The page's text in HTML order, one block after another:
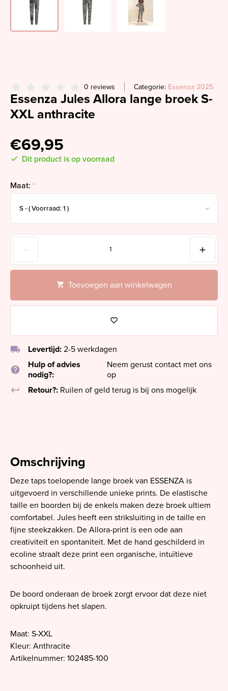
0 reviews Categorie: Essenza 2025
Essenza Jules Allora lange broek S-
XXL anthracite
€69,95
Dit product is op voorraad
Maat: *
Toevoegen aan winkelwagen
local_shipping Levertijd: 2-5 werkdagen
help
Hulp of advies
nodig?:
Neem gerust contact met ons
op
keyboard_return
Retour?: Ruilen of geld terug is bij ons mogelijk
Omschrijving
Deze taps toelopende lange broek van ESSENZA is
uitgevoerd in verschillende unieke prints. De elastische
taille en boorden bij de enkels maken deze broek ultiem
comfortabel. Jules heeft een striksluiting in de taille en
fijne steekzakken. De Allora-print is een ode aan
creativiteit en spontaniteit. Met de hand geschilderd in
ecoline straalt deze print een organische, intuïtieve
schoonheid uit.
De boord onderaan de broek zorgt ervoor dat deze niet
opkruipt tijdens het slapen.
Maat: S-XXL
Kleur: Anthracite
Artikelnummer: 102485-100